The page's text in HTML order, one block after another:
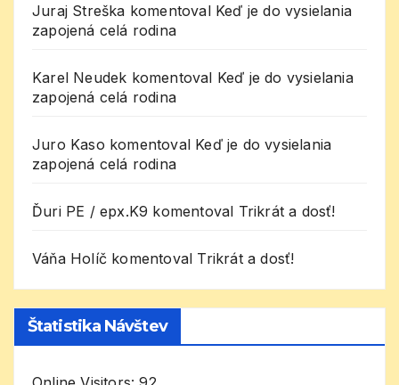
Juraj Streška komentoval Keď je do vysielania
zapojená celá rodina
Karel Neudek komentoval Keď je do vysielania
zapojená celá rodina
Juro Kaso komentoval Keď je do vysielania
zapojená celá rodina
Ďuri PE / epx.K9 komentoval Trikrát a dosť!
Váňa Holíč komentoval Trikrát a dosť!
Štatistika Návštev